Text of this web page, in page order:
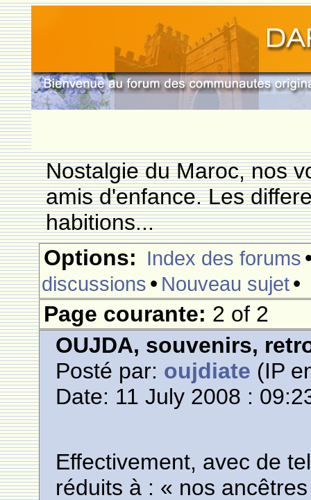
Nostalgie du Maroc, nos
amis d'enfance. Les
habitions...
Options: Index des forums
discussions • Nouveau sujet•
Page courante: 2 of 2
OUJDA, souvenirs,
Posté par: oujdiate (IP
Date: 11 July 2008 :
Effectivement, avec de
réduits à : « nos